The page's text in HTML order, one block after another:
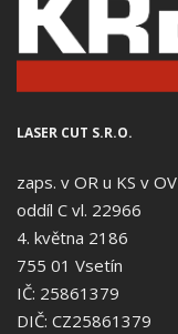
LASER CUT S.R.O.
zaps. v OR u KS v OV
oddíl C vl. 22966
4. května 2186
755 01 Vsetín
IČ: 25861379
DIČ: CZ25861379